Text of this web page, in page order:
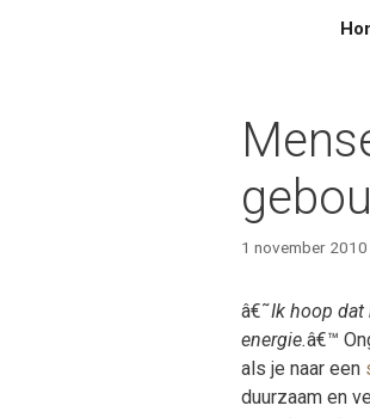
1 november 2010
â€˜Ik hoop dat
energie.â€™
als je naar een
duurzaam en